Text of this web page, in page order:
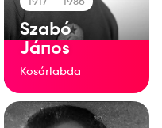
Szabó
János
Kosárlabda